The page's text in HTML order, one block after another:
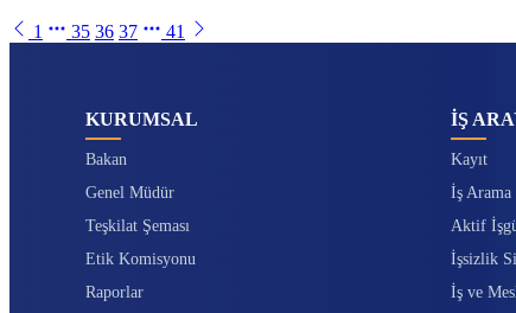
1 35 36 37 41
KURUMSAL
Bakan
Genel Müdür
Teşkilat Şeması
Etik Komisyonu
Raporlar
İŞ
Kayıt
İş Arama
Aktif
İşsizlik
İş ve